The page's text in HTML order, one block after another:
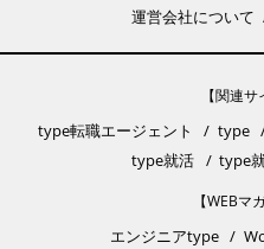
運営会社について
【関連サ
type転職エージェント type
type就活
type
【WEBマ
エンジニアtype